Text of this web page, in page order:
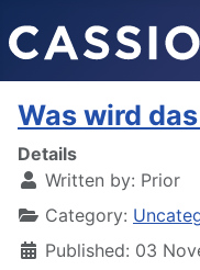
Was wird
Details
Written by: Prior
Category:
Published: 03